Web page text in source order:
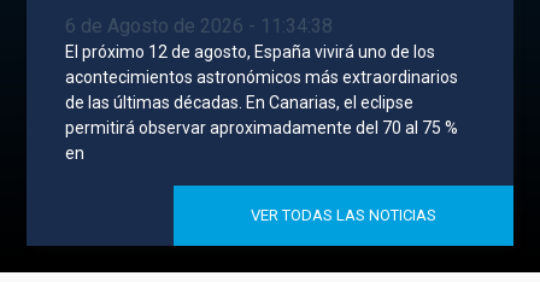
6 de Agosto de 2026 - 11:34:38
El próximo 12 de agosto, España vivirá uno de los
acontecimientos astronómicos más extraordinarios
de las últimas décadas. En Canarias, el eclipse
permitirá observar aproximadamente del 70 al 75 %
en
VER TODAS LAS NOTICIAS